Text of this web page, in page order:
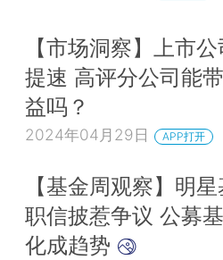
【市场洞察】上市
提速 高评分公司能
益吗？
2024年04月29日 APP打开
【基金周观察】明
职信披惹争议 公募
化成趋势